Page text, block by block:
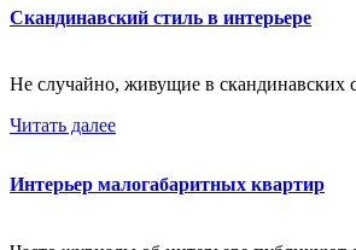
Скандинавский стиль в интерьере
Не случайно, живущие в скандинавских
Читать далее
Интерьер малогабаритных квартир